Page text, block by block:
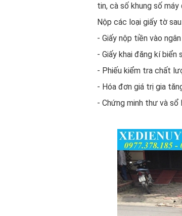
tin, cà số khung số
Nộp các loại giấy tờ
- Giấy nộp tiền vào
- Giấy khai đăng kí biển
- Phiếu kiểm tra chất
- Hóa đơn giá trị gia
- Chứng minh thư và